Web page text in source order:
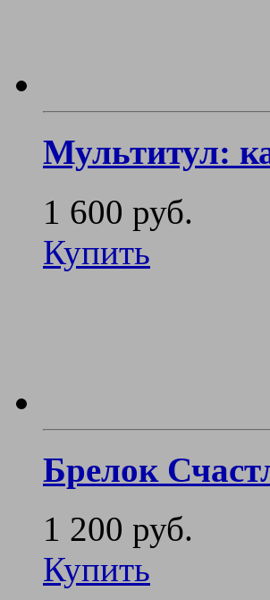
Мультитул:
1 600 руб.
Купить
Брелок
1 200 руб.
Купить